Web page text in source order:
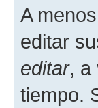
A
editar
editar, a
tiempo.